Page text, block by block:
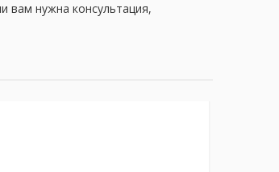
вам нужна консультация,